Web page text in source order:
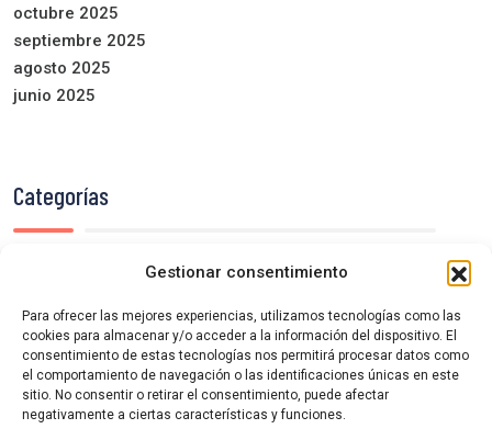
Gestionar consentimiento
Para ofrecer las mejores experiencias, utilizamos tecnologías como las
cookies para almacenar y/o acceder a la información del dispositivo. El
consentimiento de estas tecnologías nos permitirá procesar datos como
el comportamiento de navegación o las identificaciones únicas en este
sitio. No consentir o retirar el consentimiento, puede afectar
negativamente a ciertas características y funciones.
octubre 2025
septiembre 2025
agosto 2025
junio 2025
Categorías
Semana de Cine de Cuéllar
Sin categoría
Contacto|Aviso Legal|